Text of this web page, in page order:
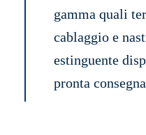
gamma quali
cablaggio e
estinguente
pronta